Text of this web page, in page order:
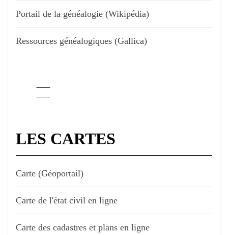
Portail de la généalogie (Wikipédia)
Ressources généalogiques (Gallica)
LES CARTES
Carte (Géoportail)
Carte de l'état civil en ligne
Carte des cadastres et plans en ligne